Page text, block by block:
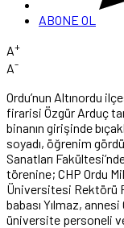
ABONE OL
A+
A-
Ordu’nun Altınordu
firarisi Özgür Arduç
binanın girişinde
soyadı, öğrenim
Sanatları
törenine; CHP Ordu
Üniversitesi Rektörü
babası Yılmaz, annesi
üniversite personeli